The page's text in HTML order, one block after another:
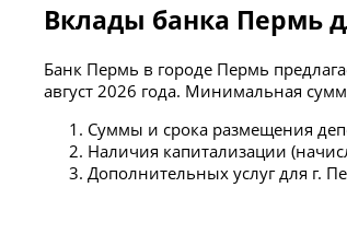
Вклады банка Пермь
Банк Пермь в городе Пермь
август 2026 года. Минимальная
Суммы и срока размещения
Наличия капитализации
Дополнительных услуг для г.